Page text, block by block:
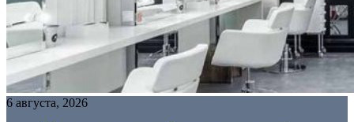
6 августа, 2026